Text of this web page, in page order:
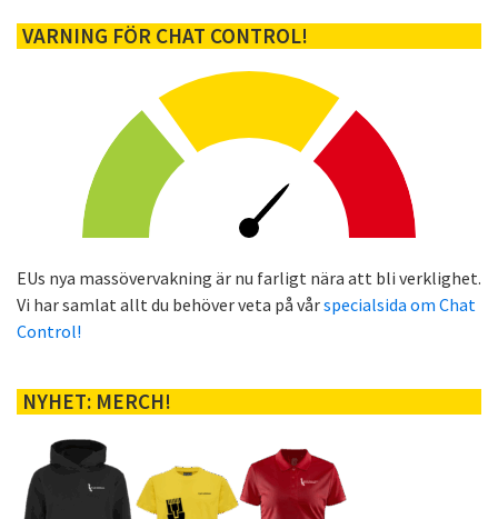
VARNING FÖR CHAT CONTROL!
EUs nya massövervakning är nu farligt nära att bli verklighet.
Vi har samlat allt du behöver veta på vårspecialsida om Chat
Control!
NYHET: MERCH!